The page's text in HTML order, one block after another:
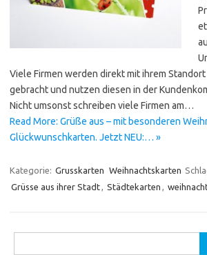
Viele Firmen werden direkt mit ihrem
gebracht und nutzen diesen in der
Nicht umsonst schreiben viele Firmen am…
Read More: Grüße aus – mit besonderen
Glückwunschkarten. Jetzt NEU:… »
Kategorie: Grusskarten Weihnachtskarten
Grüsse aus ihrer Stadt
Städtekarten